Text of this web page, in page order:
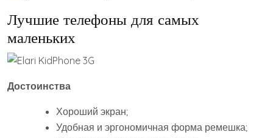
Лучшие телефоны для самых
маленьких
Достоинства
Хороший экран;
Удобная и эргономичная форма ремешка;